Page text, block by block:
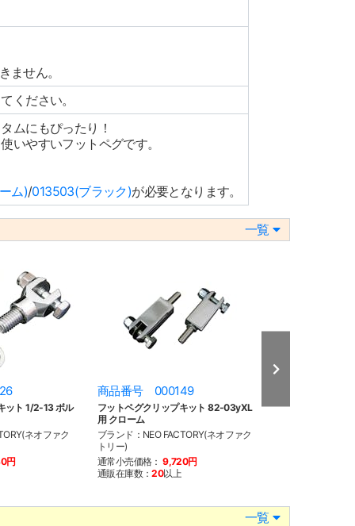
ません。
ください。
ムにもぴったり！
いやすいフットペグです。
ム)/013503(ブラック)が必要となります。
一覧
ット 1/2-13 ボル
ネオファク
円
商品番号 000149
フットペグクリップキット 82-03yXL
用 クローム
ブランド：NEO FACTORY(ネオファク
トリー)
通常小売価格： 9,720円
通販在庫数：20以上
ハイウェイペグ
一覧